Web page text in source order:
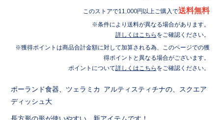
このストアで11,000円以上ご購入で送料無料
条件により送料が異なる場合があります。
詳しくはこちら をご確認ください。
獲得ポイントは商品合計金額に対して加算される為、このページでの獲
得ポイントと異なる場合がございます。
ポイントについて詳しくはこちら をご確認ください。
ポーランド食器、ツェラミカ アルティスティチナの、スクエア
ディッシュ大
長方形の形が使いやすい、新アイテムです！